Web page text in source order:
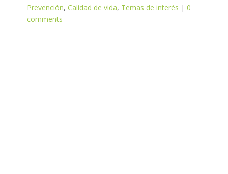
Prevención, Calidad de vida, Temas de interés | 0
comments